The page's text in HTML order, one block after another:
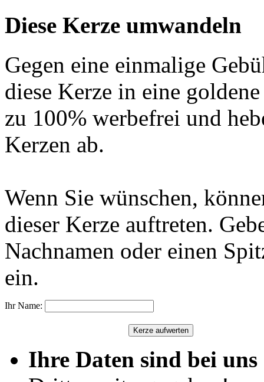
Diese Kerze umwandeln
Gegen eine einmalige
diese Kerze in eine
zu 100% werbefrei und
Kerzen ab.
Wenn Sie wünschen,
dieser Kerze auftreten.
Nachnamen oder einen
ein.
Ihr Name:
Ihre Daten sind bei uns